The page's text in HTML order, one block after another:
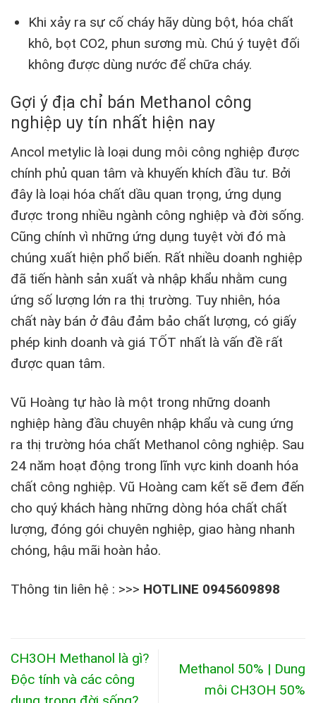
Khi xảy ra sự cố cháy hãy dùng bột, hóa chất
khô, bọt CO2, phun sương mù. Chú ý tuyệt đối
không được dùng nước để chữa cháy.
Gợi ý địa chỉ bán Methanol công
nghiệp uy tín nhất hiện nay
Ancol metylic là loại dung môi công nghiệp được
chính phủ quan tâm và khuyến khích đầu tư. Bởi
đây là loại hóa chất dầu quan trọng, ứng dụng
được trong nhiều ngành công nghiệp và đời sống.
Cũng chính vì những ứng dụng tuyệt vời đó mà
chúng xuất hiện phổ biến. Rất nhiều doanh nghiệp
đã tiến hành sản xuất và nhập khẩu nhằm cung
ứng số lượng lớn ra thị trường. Tuy nhiên, hóa
chất này bán ở đâu đảm bảo chất lượng, có giấy
phép kinh doanh và giá TỐT nhất là vấn đề rất
được quan tâm.
Vũ Hoàng tự hào là một trong những doanh
nghiệp hàng đầu chuyên nhập khẩu và cung ứng
ra thị trường hóa chất Methanol công nghiệp. Sau
24 năm hoạt động trong lĩnh vực kinh doanh hóa
chất công nghiệp. Vũ Hoàng cam kết sẽ đem đến
cho quý khách hàng những dòng hóa chất chất
lượng, đóng gói chuyên nghiệp, giao hàng nhanh
chóng, hậu mãi hoàn hảo.
Thông tin liên hệ : >>> HOTLINE 0945609898
CH3OH Methanol là gì?
Độc tính và các công
Methanol 50% | Dung
môi CH3OH 50%